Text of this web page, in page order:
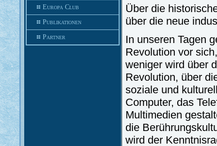
Europa Club
Publikationen
Partner
Über die
über die neue
In unseren Tagen
Revolution vor
weniger wird über
Revolution, über
soziale und
Computer, das
Multimedien
die
wird der